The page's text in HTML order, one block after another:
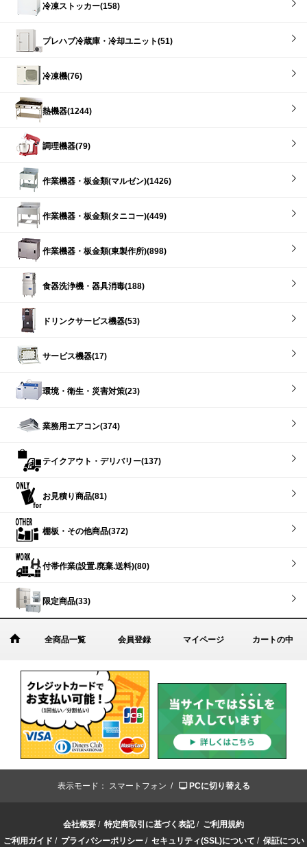
冷凍ストッカー(158)
プレハブ冷蔵庫・冷却ユニット(51)
冷凍機(76)
熱機器(1244)
調理機器(79)
作業機器・板金類(マルゼン)(1426)
作業機器・板金類(タニコー)(449)
作業機器・板金類(東製作所)(898)
食器洗浄機・器具消毒(188)
ドリンクサービス機器(53)
サービス機器(17)
環境・衛生・災害対策(23)
業務用エアコン(374)
テイクアウト・デリバリー(137)
お見積り商品(81)
棚板・その他商品(372)
付帯作業(設置.廃棄.送料)(80)
限定商品(33)
全商品一覧 会員登録 マイページ カートの中
表示モード： スマートフォン / PCに切り替える
会社概要 / 特定商取引に基づく表記/ ご利用規約
ご利用ガイド / プライバシーポリシー/ セキュリティ(SSL)について / 保証につい